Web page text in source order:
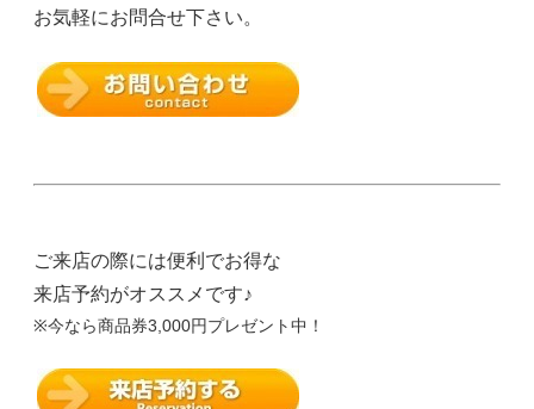
お気軽にお問合せ下さい。
ご来店の際には便利でお得な
来店予約がオススメです♪
※今なら商品券3,000円プレゼント中！